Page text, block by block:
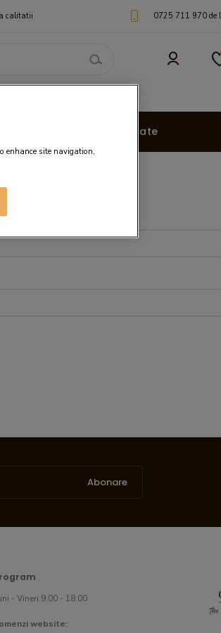
calitatii 0725 711 970 de
Cadouri Personalizate
Abonare
- Vineri 9:00 - 18:00
website:
enhance site navigation,